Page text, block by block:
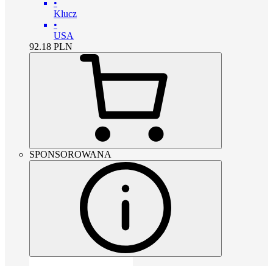
•
Klucz
•
USA
92.18 PLN
SPONSOROWANA